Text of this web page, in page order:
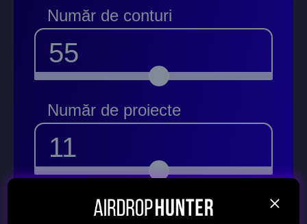
Număr de conturi
55
Număr de proiecte
11
Rambursare